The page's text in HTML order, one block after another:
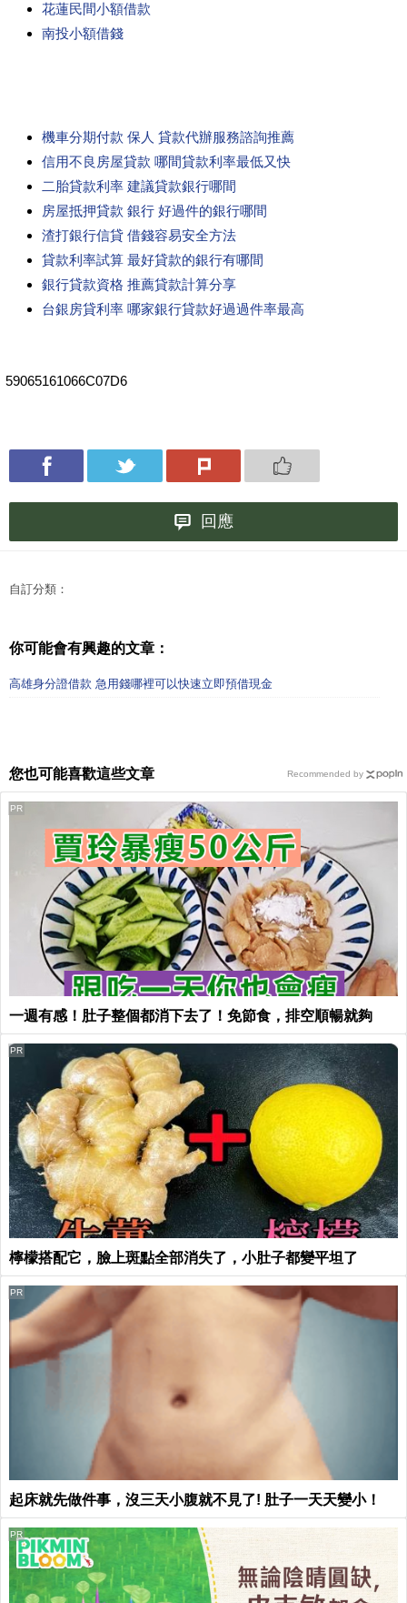
花蓮民間小額借款
南投小額借錢
機車分期付款 保人 貸款代辦服務諮詢推薦
信用不良房屋貸款 哪間貸款利率最低又快
二胎貸款利率 建議貸款銀行哪間
房屋抵押貸款 銀行 好過件的銀行哪間
渣打銀行信貸 借錢容易安全方法
貸款利率試算 最好貸款的銀行有哪間
銀行貸款資格 推薦貸款計算分享
台銀房貸利率 哪家銀行貸款好過過件率最高
59065161066C07D6
回應
自訂分類：
你可能會有興趣的文章：
高雄身分證借款 急用錢哪裡可以快速立即預借現金
您也可能喜歡這些文章
一週有感！肚子整個都消下去了！免節食，排空順暢就夠
PR
檸檬搭配它，臉上斑點全部消失了，小肚子都變平坦了
PR
起床就先做件事，沒三天小腹就不見了! 肚子一天天變小！
PR
PR
Recommended by